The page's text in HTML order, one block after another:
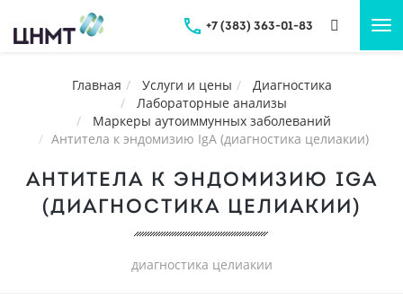
+7 (383) 363-01-83
Главная Услуги и цены
Диагностика
Лабораторные анализы
Маркеры аутоиммунных заболеваний
Антитела к эндомизию IgA (диагностика целиакии)
АНТИТЕЛА К ЭНДОМИЗИЮ IGA
(ДИАГНОСТИКА ЦЕЛИАКИИ)
диагностика целиакии